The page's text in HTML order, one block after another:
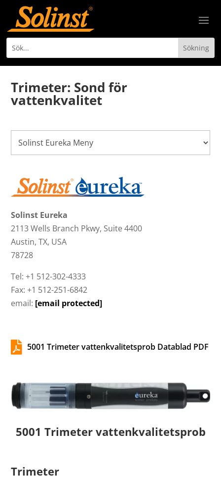
Trimeter: Sond för
vattenkvalitet
Solinst Eureka
2113 Wells Branch Pkwy, Suite 4400
Austin, TX, USA
78728
Tel: +1 512-302-4333
Fax: +1 512-251-6842
email: [email protected]
 5001 Trimeter vattenkvalitetsprob Datablad PDF
5001 Trimeter vattenkvalitetsprob
Trimeter